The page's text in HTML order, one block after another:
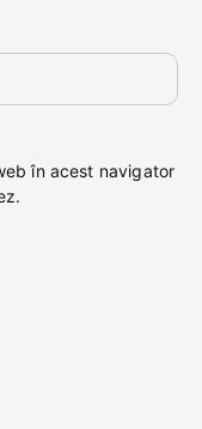
în acest navigator